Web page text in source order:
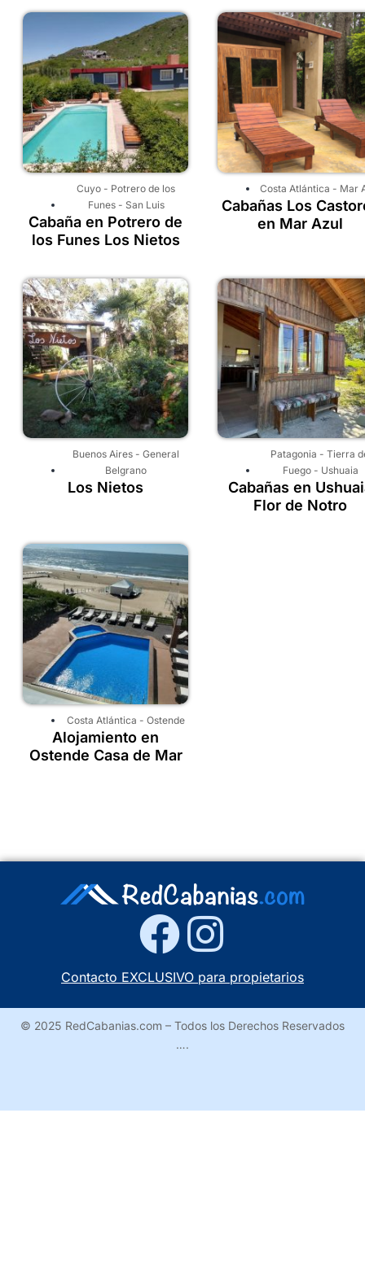
Cuyo - Potrero de los
Funes- San Luis
Cabaña en Potrero de
los Funes Los Nietos
Costa Atlántica - Mar
Cabañas Los
en Mar Azul
Buenos Aires - General
Belgrano
Los Nietos
Patagonia - Tierra
Fuego - Ushuaia
Cabañas en
Flor de Notro
Costa Atlántica - Ostende
Alojamiento en
Ostende Casa de Mar
Contacto EXCLUSIVO para propietarios
© 2025 RedCabanias.com – Todos los Derechos Reservados
….